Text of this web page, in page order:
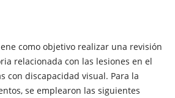
como objetivo realizar una revisión
relacionada con las lesiones en el
con discapacidad visual. Para la
se emplearon las siguientes